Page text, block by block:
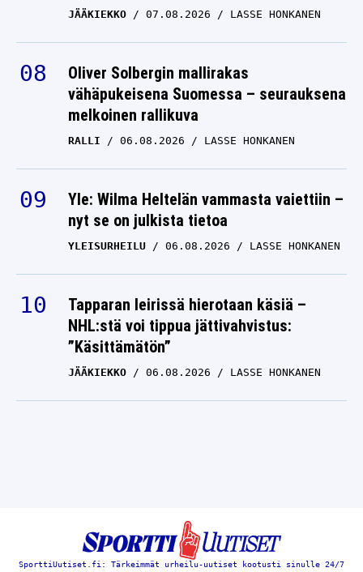
JÄÄKIEKKO 07.08.2026 LASSE HONKANEN
Oliver Solbergin mallirakas
vähäpukeisena Suomessa – seurauksena
melkoinen rallikuva
RALLI 06.08.2026 LASSE HONKANEN
Yle: Wilma Heltelän vammasta vaiettiin –
nyt se on julkista tietoa
YLEISURHEILU 06.08.2026 LASSE HONKANEN
Tapparan leirissä hierotaan käsiä –
NHL:stä voi tippua jättivahvistus:
”Käsittämätön”
JÄÄKIEKKO 06.08.2026 LASSE HONKANEN
SporttiUutiset.fi: Tärkeimmät urheilu-uutiset kootusti sinulle 24/7